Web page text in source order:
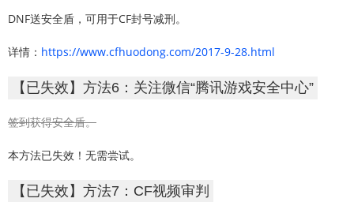
DNF送安全盾，可用于CF封号减刑。
详情： https://www.cfhuodong.com/2017-9-28.html
【已失效】方法6：关注微信“腾讯游戏安全中心”
签到获得安全盾。
本方法已失效！无需尝试。
【已失效】方法7：CF视频审判